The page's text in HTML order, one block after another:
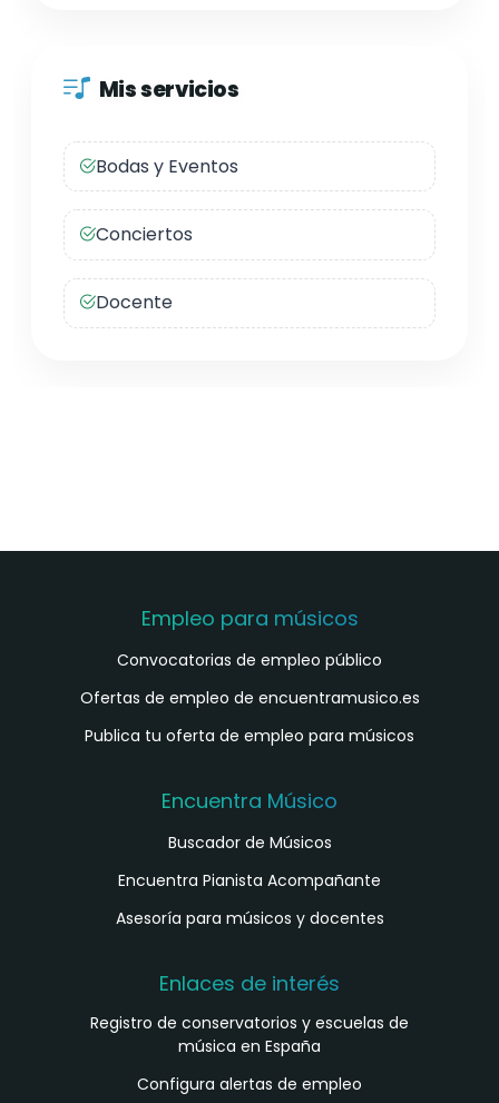
Mis servicios
Bodas y Eventos
Conciertos
Docente
Empleo para músicos
Convocatorias de empleo público
Ofertas de empleo de encuentramusico.es
Publica tu oferta de empleo para músicos
Encuentra Músico
Buscador de Músicos
Encuentra Pianista Acompañante
Asesoría para músicos y docentes
Enlaces de interés
Registro de conservatorios y escuelas de
música en España
Configura alertas de empleo